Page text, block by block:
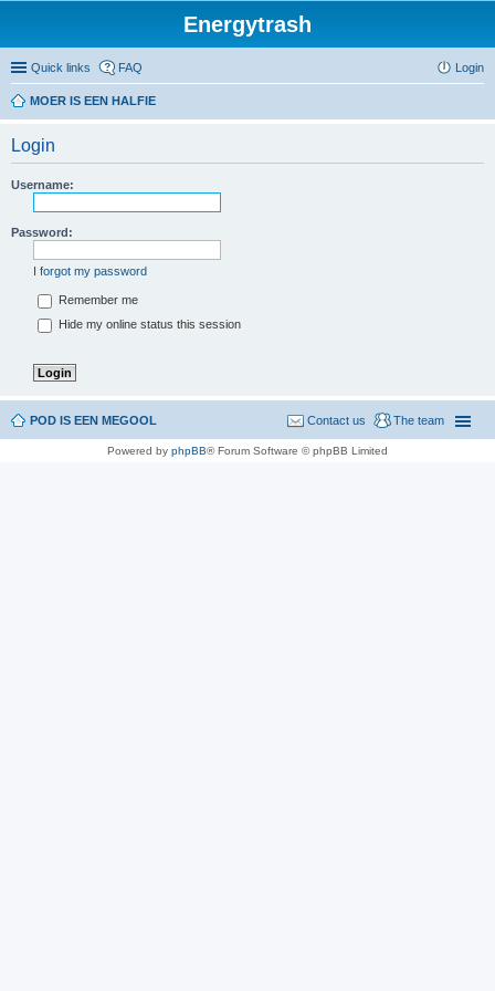
Energytrash
Quick links FAQ Login
MOER IS EEN HALFIE
Login
Username:
Password:
I forgot my password
Remember me
Hide my online status this session
POD IS EEN MEGOOL The team
Contact us
Powered by phpBB® Forum Software © phpBB Limited